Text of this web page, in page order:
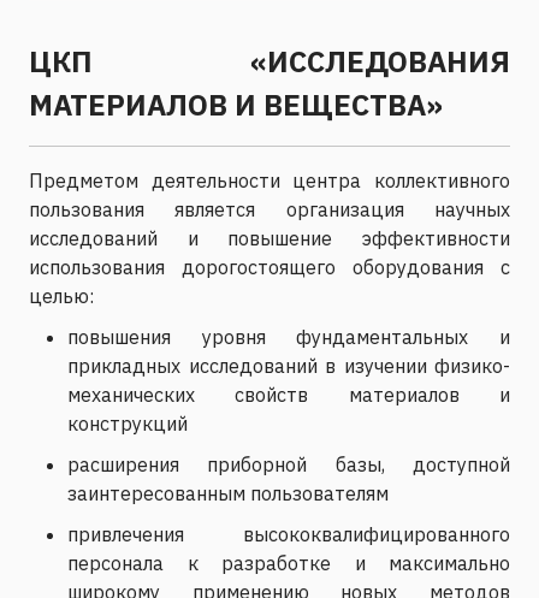
ЦКП «ИССЛЕДОВАНИЯ
МАТЕРИАЛОВ И ВЕЩЕСТВА»
Предметом деятельности центра коллективного
пользования является организация научных
исследований и повышение эффективности
использования дорогостоящего оборудования с
целью:
повышения уровня фундаментальных и
прикладных исследований в изучении физико-
механических свойств материалов и
конструкций
расширения приборной базы, доступной
заинтересованным пользователям
привлечения высококвалифицированного
персонала к разработке и максимально
широкому применению новых методов